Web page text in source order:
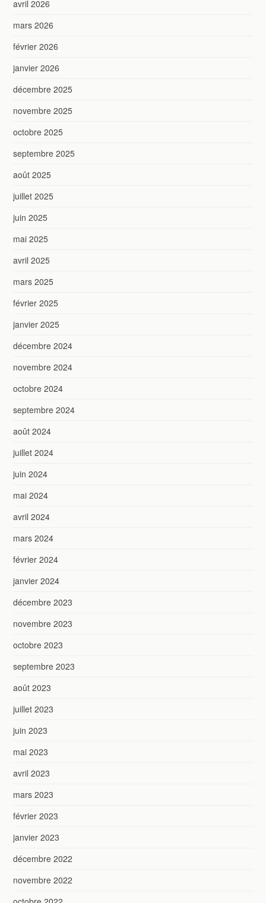
avril 2026
mars 2026
février 2026
janvier 2026
décembre 2025
novembre 2025
octobre 2025
septembre 2025
août 2025
juillet 2025
juin 2025
mai 2025
avril 2025
mars 2025
février 2025
janvier 2025
décembre 2024
novembre 2024
octobre 2024
septembre 2024
août 2024
juillet 2024
juin 2024
mai 2024
avril 2024
mars 2024
février 2024
janvier 2024
décembre 2023
novembre 2023
octobre 2023
septembre 2023
août 2023
juillet 2023
juin 2023
mai 2023
avril 2023
mars 2023
février 2023
janvier 2023
décembre 2022
novembre 2022